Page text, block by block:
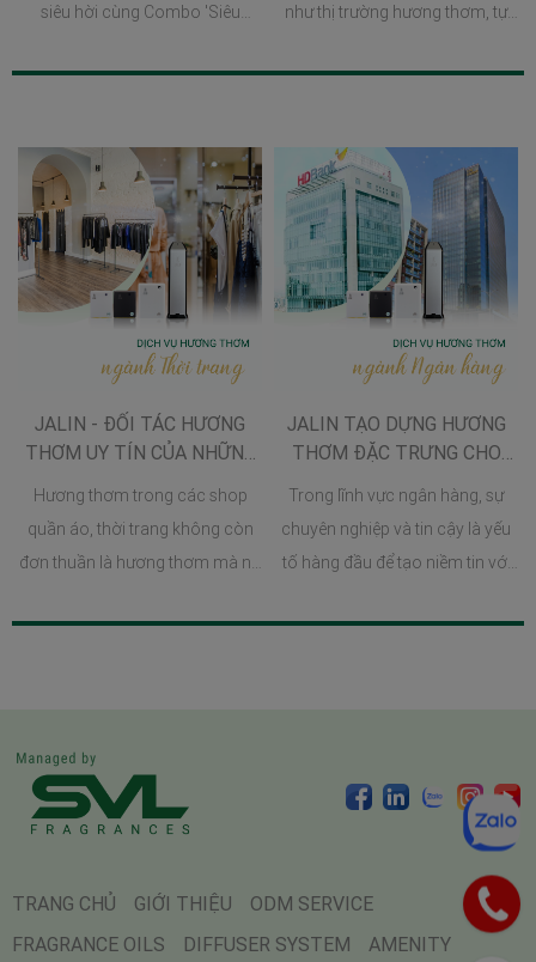
siêu hời cùng Combo 'Siêu
mong muốn thay đổi không
hoàn hảo nhất.
như thị trường hương thơm, tự
hương chuyên nghiệp và uy tín,
dụng hiệu quả hương thơm
trong không gian, đồng thời góp
phần kiến tạo bản sắc thương
hiệu riêng biệt thông qua những
hương thơm đặc trưng.
JALIN - ĐỐI TÁC HƯƠNG
THƠM UY TÍN CỦA NHỮNG
Hương thơm trong các shop
quần áo, thời trang không còn
đơn thuần là hương thơm mà nó
Marketing (Tiếp thị mùi hương)
trong việc nâng cao trải nghiệm
khách hàng và tạo dấu ấn
thương hiệu, trở thành một công
trang hiện đại.
JALIN TẠO DỰNG HƯƠNG
THƠM ĐẶC TRƯNG CHO
Trong lĩnh vực ngân hàng, sự
chuyên nghiệp và tin cậy là yếu
tố hàng đầu để tạo niềm tin với
một trải nghiệm đáng nhớ và
đến giao dịch. Đồng thời, một
môi trường thoải mái cũng góp
hiệu quả và năng suất làm việc
của nhân viên tại ngân hàng.
TRANG CHỦ GIỚI THIỆU
ODM SERVICE
FRAGRANCE OILS
DIFFUSER SYSTEM AMENITY